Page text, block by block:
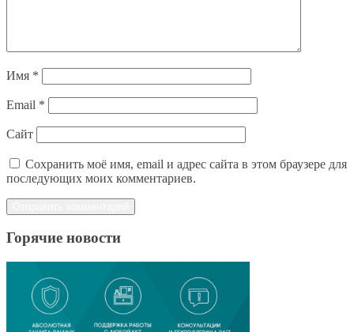
Имя *
Email *
Сайт
Сохранить моё имя, email и адрес сайта в этом браузере для
последующих моих комментариев.
Горячие новости